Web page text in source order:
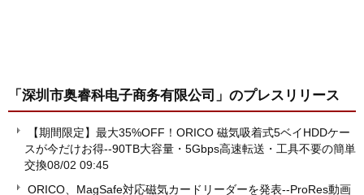
「深圳市奥睿科电子商务有限公司」 のプレスリリース
【期間限定】最大35%OFF！ORICO 磁気吸着式5ベイHDDケー
スが今だけお得--90TB大容量・5Gbps高速転送・工具不要の簡単
交換08/02 09:45
ORICO、MagSafe対応磁気カードリーダーを発表--ProRes動画